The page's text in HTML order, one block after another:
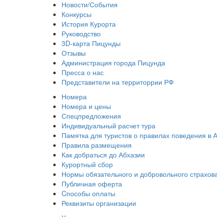
Новости/События
Конкурсы
История Курорта
Руководство
3D-карта Пицунды
Отзывы
Администрация города Пицунда
Пресса о нас
Представители на территоррии РФ
Номера
Номера и цены
Спецпредложения
Индивидуальный расчет тура
Памятка для туристов о правилах поведения в
Правила размещения
Как добраться до Абхазии
Курортный сбор
Нормы обязательного и добровольного
Публичная оферта
Cпособы оплаты
Реквизиты организации